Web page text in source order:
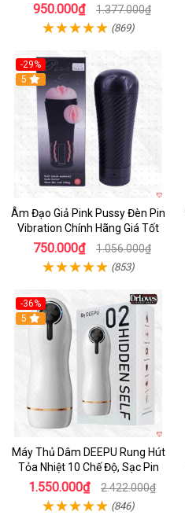
950.000₫ 1.377.000₫
(869)
-29%
5
Âm Đạo Giả Pink Pussy Đèn Pin
Vibration Chính Hãng Giá Tốt
750.000₫ 1.056.000₫
(853)
-36%
Hot
5
Máy Thủ Dâm DEEPU Rung Hút
Tỏa Nhiệt 10 Chế Độ, Sạc Pin
1.550.000₫ 2.422.000₫
(846)